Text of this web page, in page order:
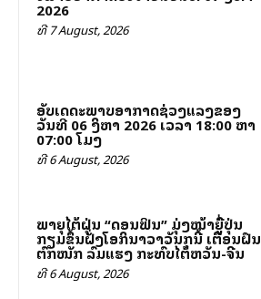
2026
ທີ 7 August, 2026
ອັບເດດສະພາບອາກາດຊ່ວງແລງຂອງ
ວັນທີ 06 ສິງຫາ 2026 ເວລາ 18:00 ຫາ
07:00 ໂມງ
ທີ 6 August, 2026
ພາຍຸໄຕ້ຝຸ່ນ “ດອນຟິນ” ມຸ່ງໜ້າສູ່ຍີ່ປຸ່ນ
ກຽມຂຶ້ນຝັ່ງໂອກິນາວາວັນສຸກນີ້ ເຕືອນຝົນ
ຕົກໜັກ ລົມແຮງ ກະທົບໄຕ້ຫວັນ-ຈີນ
ທີ 6 August, 2026